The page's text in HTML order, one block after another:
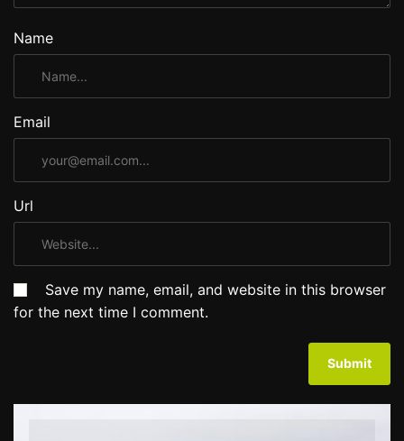
Name
Email
Url
Save my name, email, and website in this browser
for the next time I comment.